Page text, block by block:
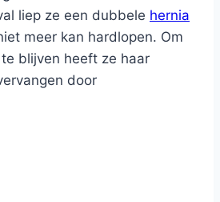
liep ze een dubbele hernia
meer kan hardlopen. Om
blijven heeft ze haar
door